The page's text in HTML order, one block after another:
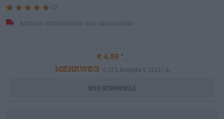
(2)
Articolo attualmente non disponibile
€ 4,59
MEHRWEG
0,33 L Bottiglia € 13,21 / L
Non disponibile